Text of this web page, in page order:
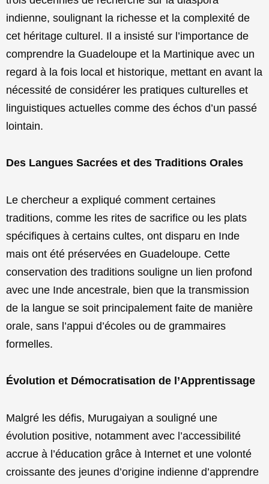
indienne, soulignant la richesse et la complexité de
cet héritage culturel. Il a insisté sur l’importance de
comprendre la Guadeloupe et la Martinique avec un
regard à la fois local et historique, mettant en avant la
nécessité de considérer les pratiques culturelles et
linguistiques actuelles comme des échos d’un passé
lointain.
Des Langues Sacrées et des Traditions Orales
Le chercheur a expliqué comment certaines
traditions, comme les rites de sacrifice ou les plats
spécifiques à certains cultes, ont disparu en Inde
mais ont été préservées en Guadeloupe. Cette
conservation des traditions souligne un lien profond
avec une Inde ancestrale, bien que la transmission
de la langue se soit principalement faite de manière
orale, sans l’appui d’écoles ou de grammaires
formelles.
Évolution et Démocratisation de l’Apprentissage
Malgré les défis, Murugaiyan a souligné une
évolution positive, notamment avec l’accessibilité
accrue à l’éducation grâce à Internet et une volonté
croissante des jeunes d’origine indienne d’apprendre